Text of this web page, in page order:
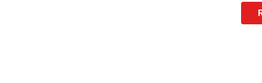
La trasferta contro il Padova
blucerchiati in Serie B. La Samp, tra